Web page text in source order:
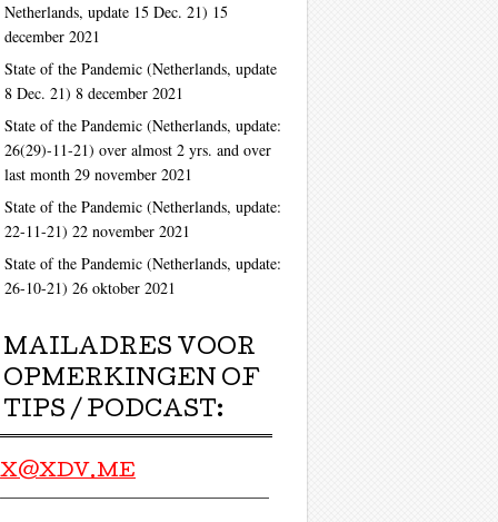
Netherlands, update 15 Dec. 21) 15
december 2021
State of the Pandemic (Netherlands, update
8 Dec. 21) 8 december 2021
State of the Pandemic (Netherlands, update:
26(29)-11-21) over almost 2 yrs. and over
last month 29 november 2021
State of the Pandemic (Netherlands, update:
22-11-21) 22 november 2021
State of the Pandemic (Netherlands, update:
26-10-21) 26 oktober 2021
MAILADRES VOOR
OPMERKINGEN OF
TIPS / PODCAST:
X@XDV.ME